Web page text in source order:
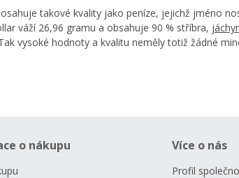
takové kvality jako peníze, jejichž jméno
váží 26,96 gramu a obsahuje 90 % stříbra,
vysoké hodnoty a kvalitu neměly totiž žádné
o nákupu Více o nás
Profil